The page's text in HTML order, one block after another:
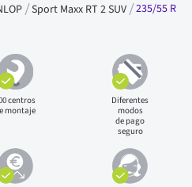
Sport Maxx RT 2 SUV 235/55 R
centros
montaje
Diferentes
modos
de pago
seguro